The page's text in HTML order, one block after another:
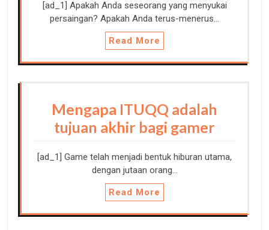
[ad_1] Apakah Anda seseorang yang menyukai
persaingan? Apakah Anda terus-menerus…
Read More
Mengapa ITUQQ adalah
tujuan akhir bagi gamer
[ad_1] Game telah menjadi bentuk hiburan utama,
dengan jutaan orang…
Read More